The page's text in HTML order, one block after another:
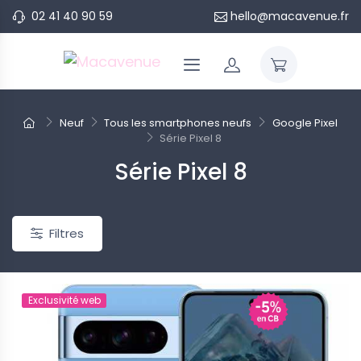
02 41 40 90 59 hello@macavenue.fr
Neuf Tous les smartphones neufs
Google Pixel
Série Pixel 8
Série Pixel 8
pour le moment...
Filtres
Exclusivité web